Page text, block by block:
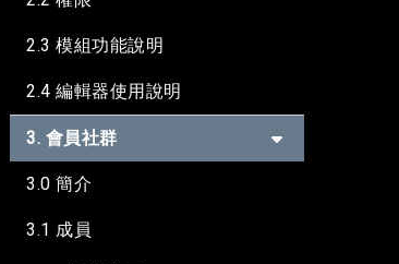
2.3 模組功能說明
2.4 編輯器使用說明
3. 會員社群
3.0 簡介
3.1 成員